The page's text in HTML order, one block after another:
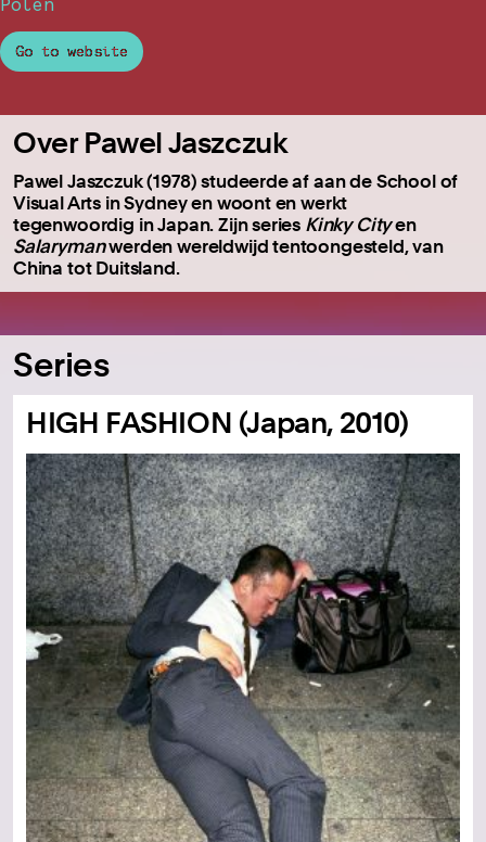
Polen
Go to website
Over Pawel Jaszczuk
Pawel Jaszczuk (1978) studeerde af aan de School of
Visual Arts in Sydney en woont en werkt
tegenwoordig in Japan. Zijn series Kinky Cityen
Salarymanwerden wereldwijd tentoongesteld, van
China tot Duitsland.
Series
HIGH FASHION (Japan, 2010)